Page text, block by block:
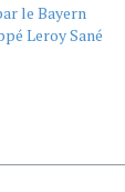
le Bayern
Leroy Sané